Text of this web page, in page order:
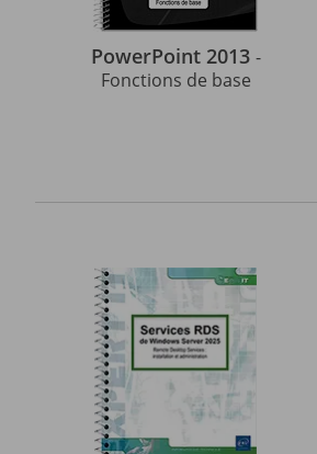
PowerPoint 2013 -
Fonctions de base